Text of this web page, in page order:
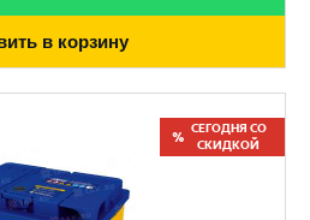
в корзину
СЕГОДНЯ СО
СКИДКОЙ